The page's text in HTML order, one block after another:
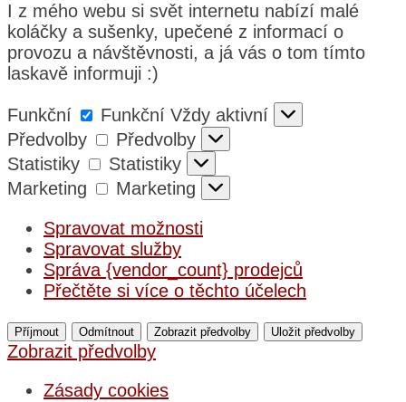
I z mého webu si svět internetu nabízí malé
koláčky a sušenky, upečené z informací o
provozu a návštěvnosti, a já vás o tom tímto
laskavě informuji :)
Funkční Funkční Vždy aktivní
Předvolby
Předvolby
Statistiky
Statistiky
Marketing
Marketing
Spravovat možnosti
Spravovat služby
Správa {vendor_count} prodejců
Přečtěte si více o těchto účelech
Příjmout Odmítnout Zobrazit předvolby Uložit předvolby
Zobrazit předvolby
Zásady cookies